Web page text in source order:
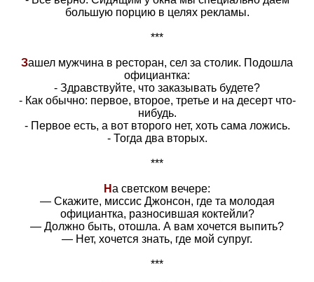
большую поpцию в целях pекламы.
***
Зашел мужчина в ресторан, сел за столик. Подошла
официантка:
- Здравствуйте, что заказывать будете?
- Как обычно: первое, второе, третье и на десерт что-
нибудь.
- Первое есть, а вот второго нет, хоть сама ложись.
- Тогда два вторых.
***
На светском вечере:
— Скажите, миссис Джонсон, где та молодая
официантка, разносившая коктейли?
— Должно быть, отошла. А вам хочется выпить?
— Нет, хочется знать, где мой супруг.
***